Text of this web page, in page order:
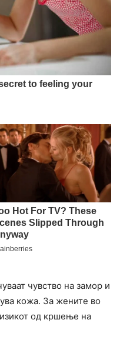
чувство на замор и
кожа. За жените во
од кршење на